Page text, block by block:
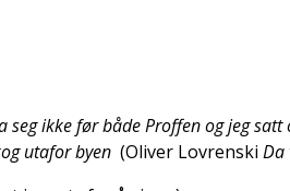
seg ikke før både Proffen og jeg satt
utafor byen (Oliver Lovrenski Da